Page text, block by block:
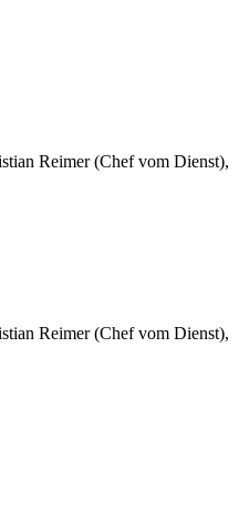
Reimer (Chef vom Dienst),
Reimer (Chef vom Dienst),